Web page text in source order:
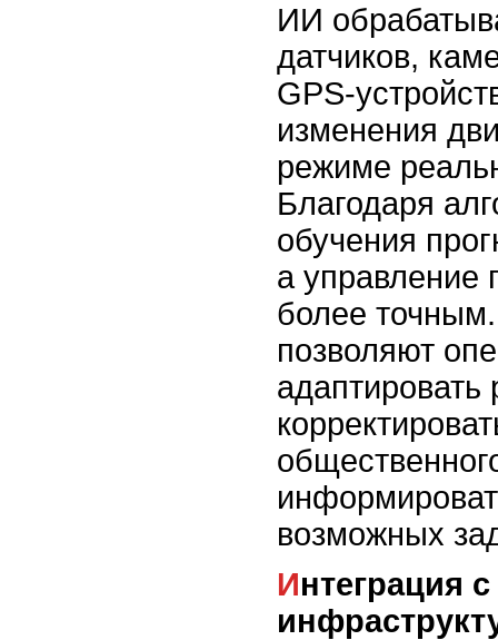
ИИ
датчиков,
GPS-
изменения
режиме
Благодаря
обучения
а управление
более
позволяют
адаптировать
возможных
Интеграция с транспортной